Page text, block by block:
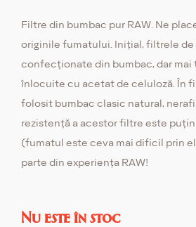
Filtre din bumbac pur RAW. Ne
originile fumatului. Inițial, filtrele de
confecționate din bumbac, dar mai
înlocuite cu acetat de celuloză. În
folosit bumbac clasic natural,
rezistență a acestor filtre este
(fumatul este ceva mai dificil prin
parte din experiența RAW!
Nu este în stoc